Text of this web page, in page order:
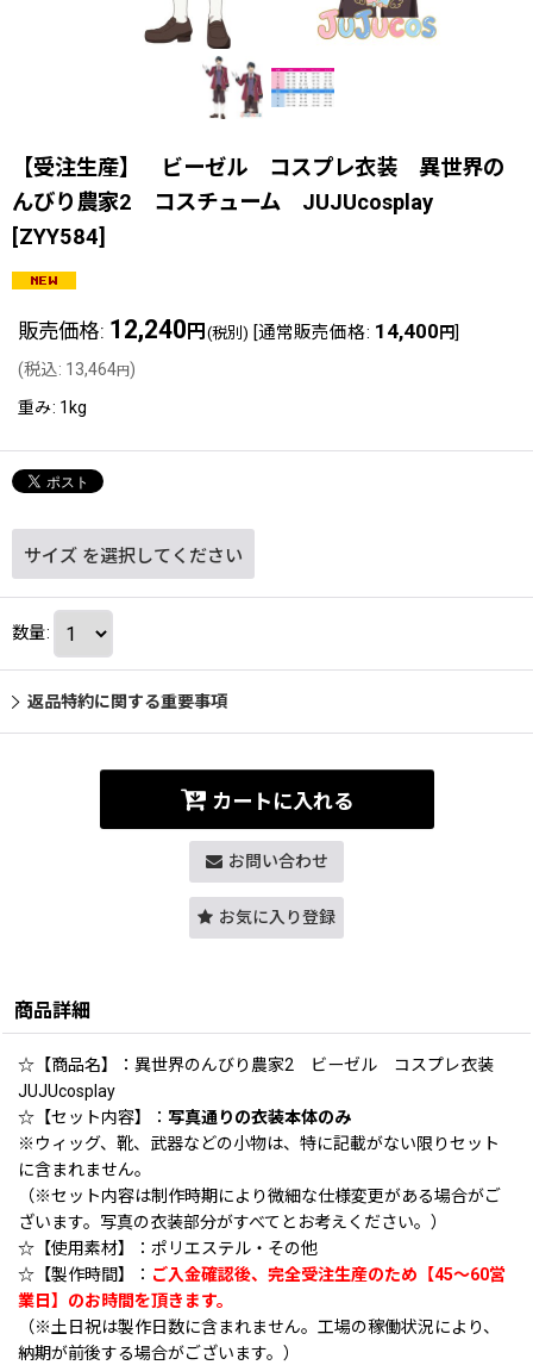
【受注生産】 ビーゼル コスプレ衣装 異世界の
んびり農家2 コスチューム JUJUcosplay
[ZYY584]
販売価格: 12,240 円 (税別) [通常販売価格: 14,400 円]
(税込: 13,464円)
重み: 1kg
サイズ を選択してください
数量:
返品特約に関する重要事項
カートに入れる
お問い合わせ
お気に入り登録
商品詳細
☆【商品名】：異世界のんびり農家2 ビーゼル コスプレ衣装
JUJUcosplay
☆【セット内容】： 写真通りの衣装本体のみ
※ウィッグ、靴、武器などの小物は、特に記載がない限りセット
に含まれません。
（※セット内容は制作時期により微細な仕様変更がある場合がご
ざいます。写真の衣装部分がすべてとお考えください。）
☆【使用素材】：ポリエステル・その他
☆【製作時間】： ご入金確認後、完全受注生産のため【45〜60営
業日】のお時間を頂きます。
（※土日祝は製作日数に含まれません。工場の稼働状況により、
納期が前後する場合がございます。）